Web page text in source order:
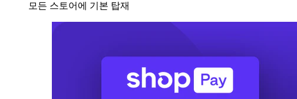
모든 스토어에 기본 탑재